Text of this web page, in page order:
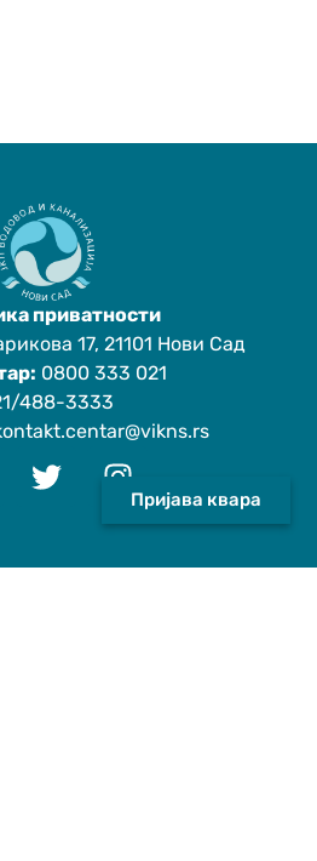
Пријава квара
приватности
17, 21101 Нови Сад
0800 333 021
488-3333